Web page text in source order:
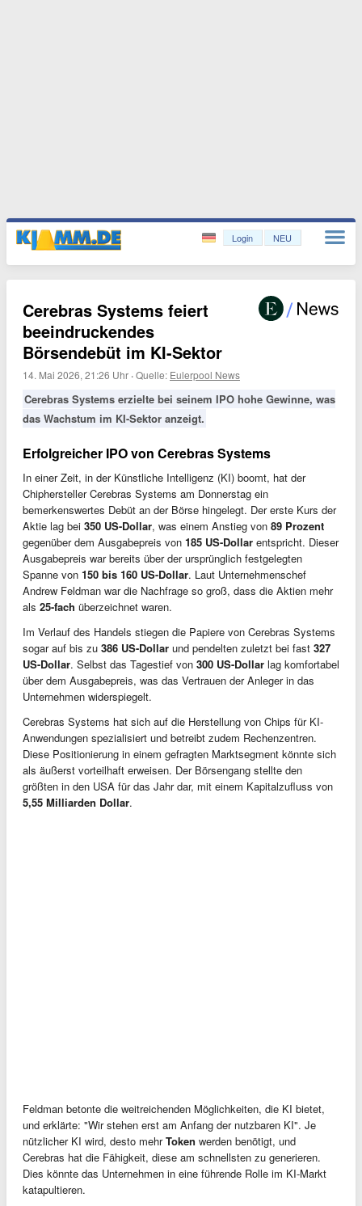
Login NEU
Cerebras Systems feiert
beeindruckendes
Börsendebüt im KI-Sektor
14. Mai 2026, 21:26 Uhr ·Quelle: Eulerpool News
Cerebras Systems erzielte bei seinem IPO hohe Gewinne, was
das Wachstum im KI-Sektor anzeigt.
Erfolgreicher IPO von Cerebras Systems
In einer Zeit, in der Künstliche Intelligenz (KI) boomt, hat der
Chiphersteller Cerebras Systems am Donnerstag ein
bemerkenswertes Debüt an der Börse hingelegt. Der erste Kurs der
Aktie lag bei 350 US-Dollar, was einem Anstieg von 89 Prozent
gegenüber dem Ausgabepreis von 185 US-Dollar entspricht. Dieser
Ausgabepreis war bereits über der ursprünglich festgelegten
Spanne von 150 bis 160 US-Dollar. Laut Unternehmenschef
Andrew Feldman war die Nachfrage so groß, dass die Aktien mehr
als 25-fach überzeichnet waren.
Im Verlauf des Handels stiegen die Papiere von Cerebras Systems
sogar auf bis zu 386 US-Dollar und pendelten zuletzt bei fast 327
US-Dollar. Selbst das Tagestief von 300 US-Dollar lag komfortabel
über dem Ausgabepreis, was das Vertrauen der Anleger in das
Unternehmen widerspiegelt.
Cerebras Systems hat sich auf die Herstellung von Chips für KI-
Anwendungen spezialisiert und betreibt zudem Rechenzentren.
Diese Positionierung in einem gefragten Marktsegment könnte sich
als äußerst vorteilhaft erweisen. Der Börsengang stellte den
größten in den USA für das Jahr dar, mit einem Kapitalzufluss von
5,55 Milliarden Dollar.
Feldman betonte die weitreichenden Möglichkeiten, die KI bietet,
und erklärte: "Wir stehen erst am Anfang der nutzbaren KI". Je
nützlicher KI wird, desto mehrToken werden benötigt, und
Cerebras hat die Fähigkeit, diese am schnellsten zu generieren.
Dies könnte das Unternehmen in eine führende Rolle im KI-Markt
katapultieren.